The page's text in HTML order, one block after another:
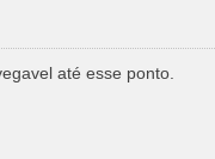
até esse ponto.